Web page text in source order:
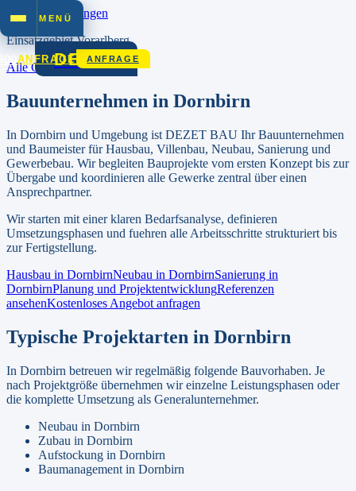
Zum Inhalt springen
MENÜ
DEZET
ANFRAGE ANFRAGE
EinsatzgebietVorarlberg
Alle Orte inVorarlberg
Bauunternehmen in Dornbirn
In Dornbirn und Umgebung ist DEZET BAU Ihr Bauunternehmen
und Baumeister für Hausbau, Villenbau, Neubau, Sanierung und
Gewerbebau. Wir begleiten Bauprojekte vom ersten Konzept bis zur
Übergabe und koordinieren alle Gewerke zentral über einen
Ansprechpartner.
Wir starten mit einer klaren Bedarfsanalyse, definieren
Umsetzungsphasen und fuehren alle Arbeitsschritte strukturiert bis
zur Fertigstellung.
Hausbau in DornbirnNeubau in DornbirnSanierung in
DornbirnPlanung und ProjektentwicklungReferenzen
ansehenKostenloses Angebot anfragen
Typische Projektarten in Dornbirn
In Dornbirn betreuen wir regelmäßig folgende Bauvorhaben. Je
nach Projektgröße übernehmen wir einzelne Leistungsphasen oder
die komplette Umsetzung als Generalunternehmer.
Neubau in Dornbirn
Zubau in Dornbirn
Aufstockung in Dornbirn
Baumanagement in Dornbirn